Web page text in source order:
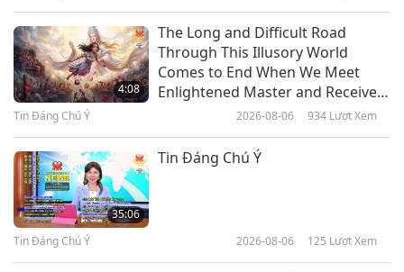
Tất Cả Các Chính Phủ Và Giới
Truyền Thông Nên Gia Nhập Để
Cứu Địa Cầu
2017-10-21
4:08
The Long and Difficult Road
Through This Illusory World
Comes to End When We Meet
Enlightened Master and Receive
Tin Đáng Chú Ý 2026-08-06 934 Lượt Xem
35:06
Tin Đáng Chú Ý
Tin Đáng Chú Ý 2026-08-06 125 Lượt Xem